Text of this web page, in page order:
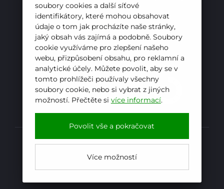
soubory cookies a další síťové
identifikátory, které mohou obsahovat
údaje o tom jak procházíte naše stránky,
jaký obsah vás zajímá a podobně. Soubory
cookie využíváme pro zlepšení našeho
webu, přizpůsobení obsahu, pro reklamní a
analytické účely. Můžete povolit, aby se v
tomto prohlížeči používaly všechny
soubory cookie, nebo si vybrat z jiných
možností. Přečtěte si více informací.
Povolit vše a pokračovat
Více možností
E-mail WhatsAppFacebook
ZŘIZOVATEL
Hotelová škola, Frenštát pod Radhoštěm je
příspěvkovou organizací zřizovanou
Moravskoslezským krajem
Powered byiCARD:CMS